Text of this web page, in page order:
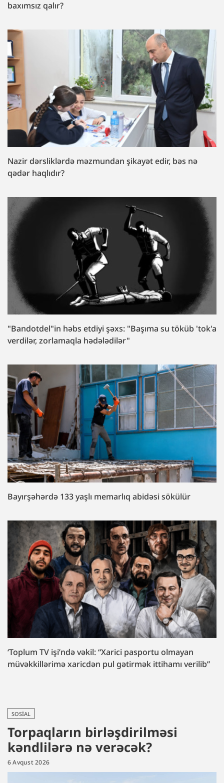
baxımsız qalır?
Nazir dərsliklərdə məzmundan şikayət edir, bəs nə
qədər haqlıdır?
"Bandotdel"in həbs etdiyi şəxs: "Başıma su töküb 'tok'a
verdilər, zorlamaqla hədələdilər"
Bayırşəhərdə 133 yaşlı memarlıq abidəsi sökülür
‘Toplum TV işi’ndə vəkil: “Xarici pasportu olmayan
müvəkkillərimə xaricdən pul gətirmək ittihamı verilib”
SOSIAL
Torpaqların birləşdirilməsi
kəndlilərə nə verəcək?
6 Avqust 2026